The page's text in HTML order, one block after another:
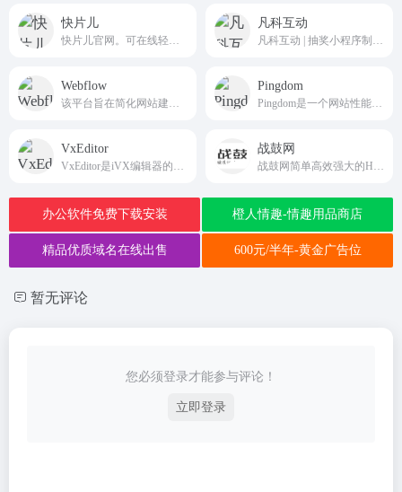
快片儿 凡科互动
Webflow Pingdom
VxEditor 战鼓网
办公软件免费下载安装 橙人情趣-情趣用品商店
精品优质域名在线出售 600元/半年-黄金广告位
暂无评论
您必须登录才能参与评论！
立即登录